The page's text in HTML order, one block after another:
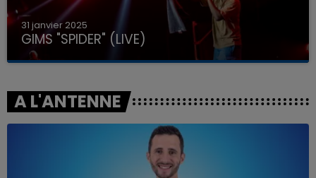
31 janvier 2025
GIMS "SPIDER" (LIVE)
A L'ANTENNE